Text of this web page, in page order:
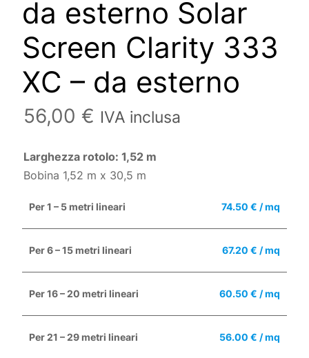
da esterno Solar
Screen Clarity 333
XC – da esterno
56,00 € IVA inclusa
Larghezza rotolo: 1,52 m
Bobina 1,52 m x 30,5 m
Per 1 – 5 metri lineari 74.50 € / mq
Per 6 – 15 metri lineari 67.20 € / mq
Per 16 – 20 metri lineari 60.50 € / mq
Per 21 – 29 metri lineari 56.00 € / mq